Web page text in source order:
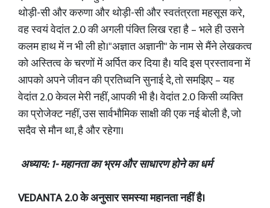
थोड़ी-सी और करुणा और थोड़ी-सी और स्वतंत्रता महसूस करे,
वह स्वयं वेदांत 2.0 की अगली पंक्ति लिख रहा है – भले ही उसने
कलम हाथ में न भी ली हो।"अज्ञात अज्ञानी" के नाम से मैंने लेखकत्व
को अस्तित्व के चरणों में अर्पित कर दिया है। यदि इस प्रस्तावना में
आपको अपने जीवन की प्रतिध्वनि सुनाई दे, तो समझिए – यह
वेदांत 2.0 केवल मेरी नहीं, आपकी भी है। वेदांत 2.0 किसी व्यक्ति
का प्रोजेक्ट नहीं, उस सार्वभौमिक साक्षी की एक नई बोली है, जो
सदैव से मौन था, है और रहेगा।
अध्याय: 1- महानता का भ्रम और साधारण होने का धर्म
VEDANTA 2.0 के अनुसार समस्या महानता नहीं है।